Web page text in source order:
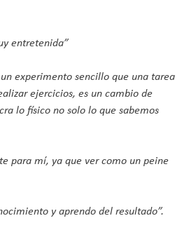
entretenida”
experimento sencillo que una tarea
ejercicios, es un cambio de
lo físico no solo lo que sabemos
para mí, ya que ver como un peine
y aprendo del resultado”.